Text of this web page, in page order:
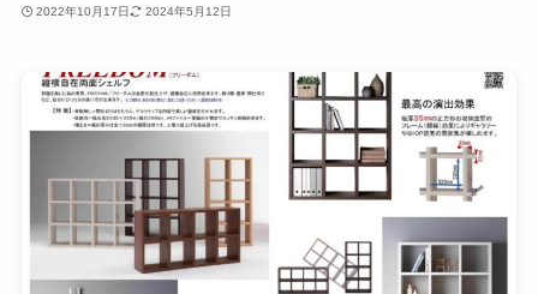
2022年10月17日 2024年5月12日